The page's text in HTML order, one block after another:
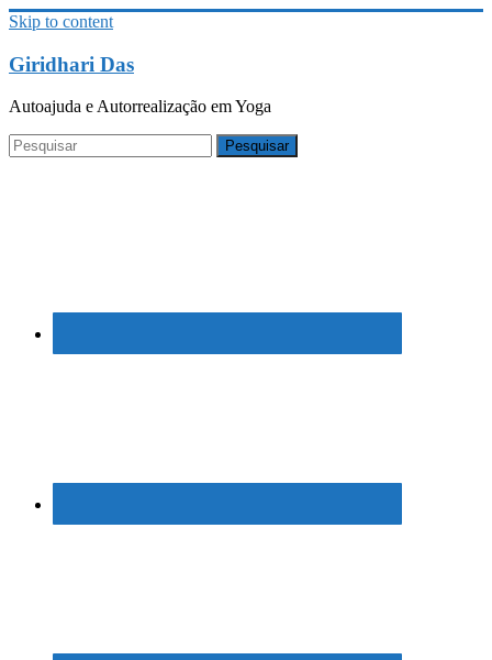
Skip to content
Giridhari Das
Autoajuda e Autorrealização em Yoga